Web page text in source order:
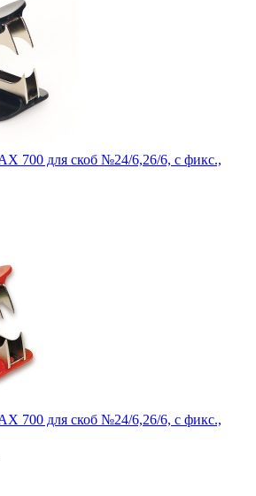
700 для скоб №24/6,26/6, с фикс.,
700 для скоб №24/6,26/6, с фикс.,